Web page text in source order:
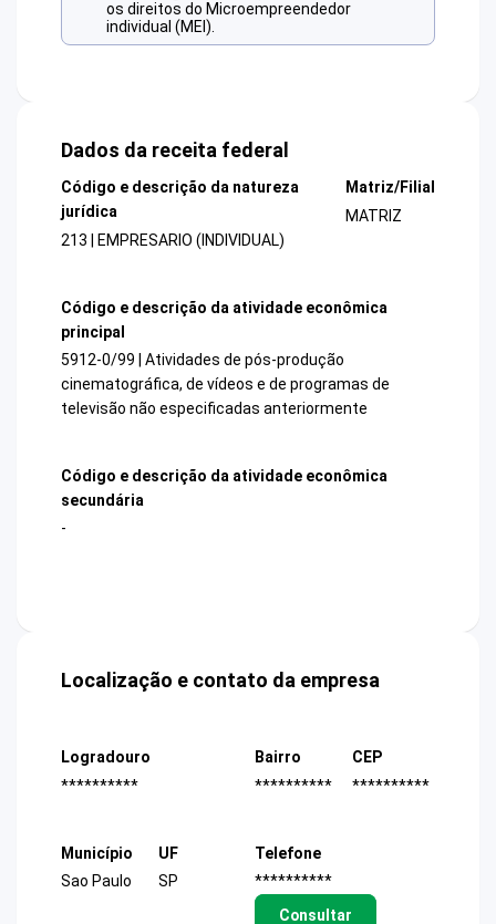
os direitos do Microempreendedor
individual (MEI).
Dados da receita federal
Código e descrição da natureza
jurídica
213 | EMPRESARIO (INDIVIDUAL)
Matriz/Filial
MATRIZ
Código e descrição da atividade econômica
principal
5912-0/99 | Atividades de pós-produção
cinematográfica, de vídeos e de programas de
televisão não especificadas anteriormente
Código e descrição da atividade econômica
secundária
-
Localização e contato da empresa
Logradouro
**********
Bairro
**********
CEP
**********
Município
Sao Paulo
UF
SP
Telefone
**********
Consultar